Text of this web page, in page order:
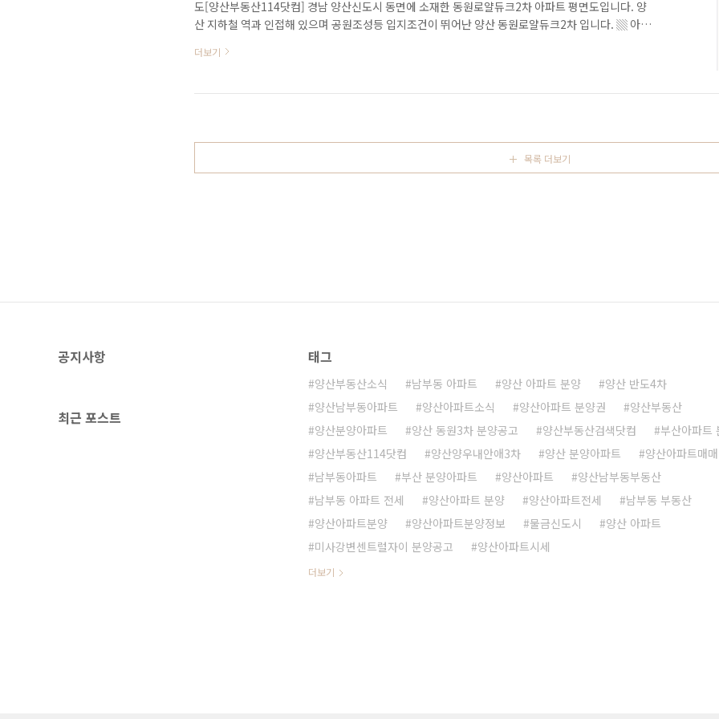
도[양산부동산114닷컴] 경남 양산신도시 동면에 소재한 동원로얄듀크2차 아파트 평면도입니다. 양
산 지하철 역과 인접해 있으며 공원조성등 입지조건이 뛰어난 양산 동원로얄듀크2차 입니다. ▒ 아파
2013년 09월 ▒ 입주일 : 2013년 09월 ▒ 건설사 : (주)동원건설 ▒ 규모 : 621세대 / 총7개동 / 최고
대(가구당 1.8대) ▒ 교육환경 : 석산초등학교 530㎡, ..
더보기
목록 더보기
공지사항
최근 포스트
태그
양산부동산소식 남부동 아파트 양산 아파트 분양
양산 반도4차
양산남부동아파트
양산아파트소식 양산아파트 분양권
양산부동산
양산분양아파트
양산 동원3차 분양공고 양산부동산검색닷컴
부산아파트
양산부동산114닷컴
양산양우내안애3차 양산 분양아파트
양산아파트매매
남부동아파트
부산 분양아파트 양산아파트
양산남부동부동산
남부동 아파트 전세
양산아파트 분양 양산아파트전세
남부동 부동산
양산아파트분양
양산아파트분양정보 물금신도시
양산 아파트
미사강변센트럴자이 분양공고
양산아파트시세
더보기